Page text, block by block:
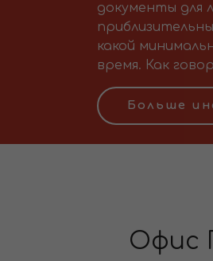
документы для
какой
время. Как
Больше
Офис